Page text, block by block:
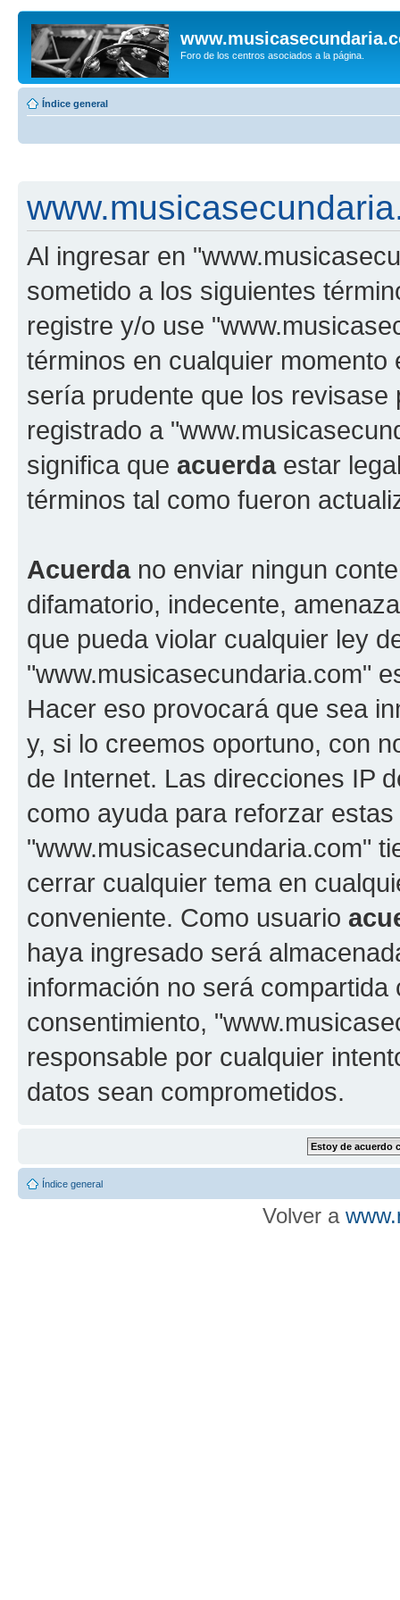
Foro de los centros asociados a la página.
Índice general
Al ingresar en
sometido a los siguientes
registre y/o use
términos en cualquier
sería prudente que los
registrado a
significa que acuerdaestar
términos tal como fueron
Acuerdano enviar ningun
difamatorio, indecente,
que pueda violar cualquier ley
"www.musicasecundaria.com"
Hacer eso provocará que sea
y, si lo creemos oportuno, con
de Internet. Las direcciones IP
como ayuda para reforzar
"www.musicasecundaria.com"
cerrar cualquier tema en
conveniente. Como usuario
haya ingresado será
información no será
consentimiento,
responsable por cualquier
datos sean comprometidos.
Índice general
Volver a